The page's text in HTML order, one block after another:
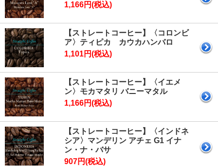
1,166円(税込)
【ストレートコーヒー】〈コロンビ
ア〉ティピカ カウカハンバロ
1,101円(税込)
【ストレートコーヒー】〈イエメ
ン〉モカマタリ バニーマタル
1,166円(税込)
【ストレートコーヒー】〈インドネ
シア〉マンデリン アチェ G1 イナ
ン・ナ・バサ
907円(税込)